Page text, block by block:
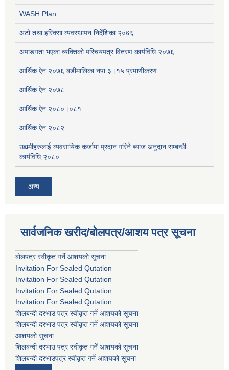
WASH Plan
अटो तथा इरिक्सा व्यवस्थापन निर्देशिका २०७६
अपाङगता भएका व्यक्तिको परिचयपत्र वितरण कार्यविधि २०७६
आर्थिक ऐन २०७६ बडीमालिका नपा ३।१५ प्रमाणीकरण
आर्थिक ऐन २०७८
आर्थिक ऐन २०८०।०८१
आर्थिक ऐन २०८२
उद्यमीहरुलाई व्यवसायिक कर्जामा प्रदान गरिने ब्याज अनुदान सम्बन्धी
कार्यविधि,२०८०
अन्य
सार्वजनिक खरीद/बोलपत्र/आशय पत्र सूचना
बोलपत्र स्वीकृत गर्ने आशयको सूचना
Invitation For Sealed Qutation
Invitation For Sealed Qutation
Invitation For Sealed Qutation
Invitation For Sealed Qutation
शिलबन्दी दरभाउ पत्र स्वीकृत गर्ने आशयको सूचना
शिलबन्दी दरभाउ पत्र स्वीकृत गर्ने आशयको सूचना
आशयको सुचना
शिलबन्दी दरभाउ पत्र स्वीकृत गर्ने आशयको सूचना
शिलबन्दी दरभाउपत्र स्वीकृत गर्ने आशयको सूचना